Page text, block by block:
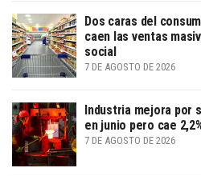
Dos caras del
caen las ventas
social
7 DE AGOSTO DE 2026
Industria mejora por
en junio pero cae
7 DE AGOSTO DE 2026